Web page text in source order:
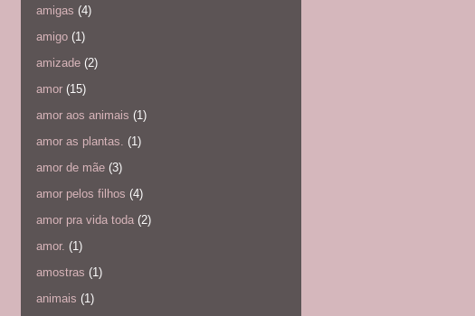
amigas (4)
amigo (1)
amizade (2)
amor (15)
amor aos animais (1)
amor as plantas. (1)
amor de mãe (3)
amor pelos filhos (4)
amor pra vida toda (2)
amor. (1)
amostras (1)
animais (1)